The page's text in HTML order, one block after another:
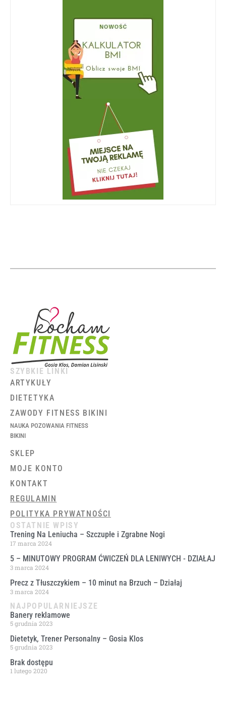
SZYBKIE LINKI
ARTYKUŁY
DIETETYKA
ZAWODY FITNESS BIKINI
NAUKA POZOWANIA FITNESS
BIKINI
SKLEP
MOJE KONTO
KONTAKT
REGULAMIN
POLITYKA PRYWATNOŚCI
OSTATNIE WPISY
Trening Na Leniucha – Szczupłe i Zgrabne Nogi
17 marca 2024
5 – MINUTOWY PROGRAM ĆWICZEŃ DLA LENIWYCH ​- DZIAŁAJ
3 marca 2024
Precz z Tłuszczykiem – 10 minut na Brzuch – Działaj
3 marca 2024
NAJPOPULARNIEJSZE
Banery reklamowe
5 grudnia 2023
Dietetyk, Trener Personalny – Gosia Klos
5 grudnia 2023
Brak dostępu
1 lutego 2020